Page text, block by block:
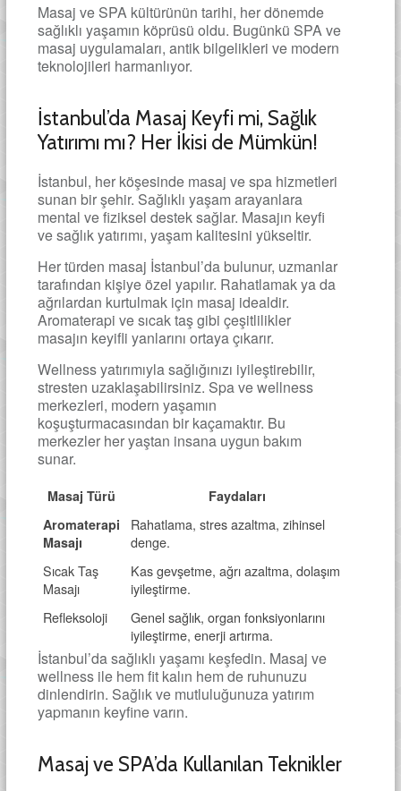
Masaj ve SPA kültürünün tarihi, her dönemde
sağlıklı yaşamın köprüsü oldu. Bugünkü SPA ve
masaj uygulamaları, antik bilgelikleri ve modern
teknolojileri harmanlıyor.
İstanbul’da Masaj Keyfi mi, Sağlık
Yatırımı mı? Her İkisi de Mümkün!
İstanbul, her köşesinde masaj ve spa hizmetleri
sunan bir şehir. Sağlıklı yaşam arayanlara
mental ve fiziksel destek sağlar. Masajın keyfi
ve sağlık yatırımı, yaşam kalitesini yükseltir.
Her türden masaj İstanbul’da bulunur, uzmanlar
tarafından kişiye özel yapılır. Rahatlamak ya da
ağrılardan kurtulmak için masaj idealdir.
Aromaterapi ve sıcak taş gibi çeşitlilikler
masajın keyifli yanlarını ortaya çıkarır.
Wellness yatırımıyla sağlığınızı iyileştirebilir,
stresten uzaklaşabilirsiniz. Spa ve wellness
merkezleri, modern yaşamın
koşuşturmacasından bir kaçamaktır. Bu
merkezler her yaştan insana uygun bakım
sunar.
Masaj Türü
Faydaları
Aromaterapi
Masajı
Rahatlama, stres azaltma, zihinsel
denge.
Sıcak Taş
Masajı
Kas gevşetme, ağrı azaltma, dolaşım
iyileştirme.
Refleksoloji
Genel sağlık, organ fonksiyonlarını
iyileştirme, enerji artırma.
İstanbul’da sağlıklı yaşamı keşfedin. Masaj ve
wellness ile hem fit kalın hem de ruhunuzu
dinlendirin. Sağlık ve mutluluğunuza yatırım
yapmanın keyfine varın.
Masaj ve SPA’da Kullanılan Teknikler